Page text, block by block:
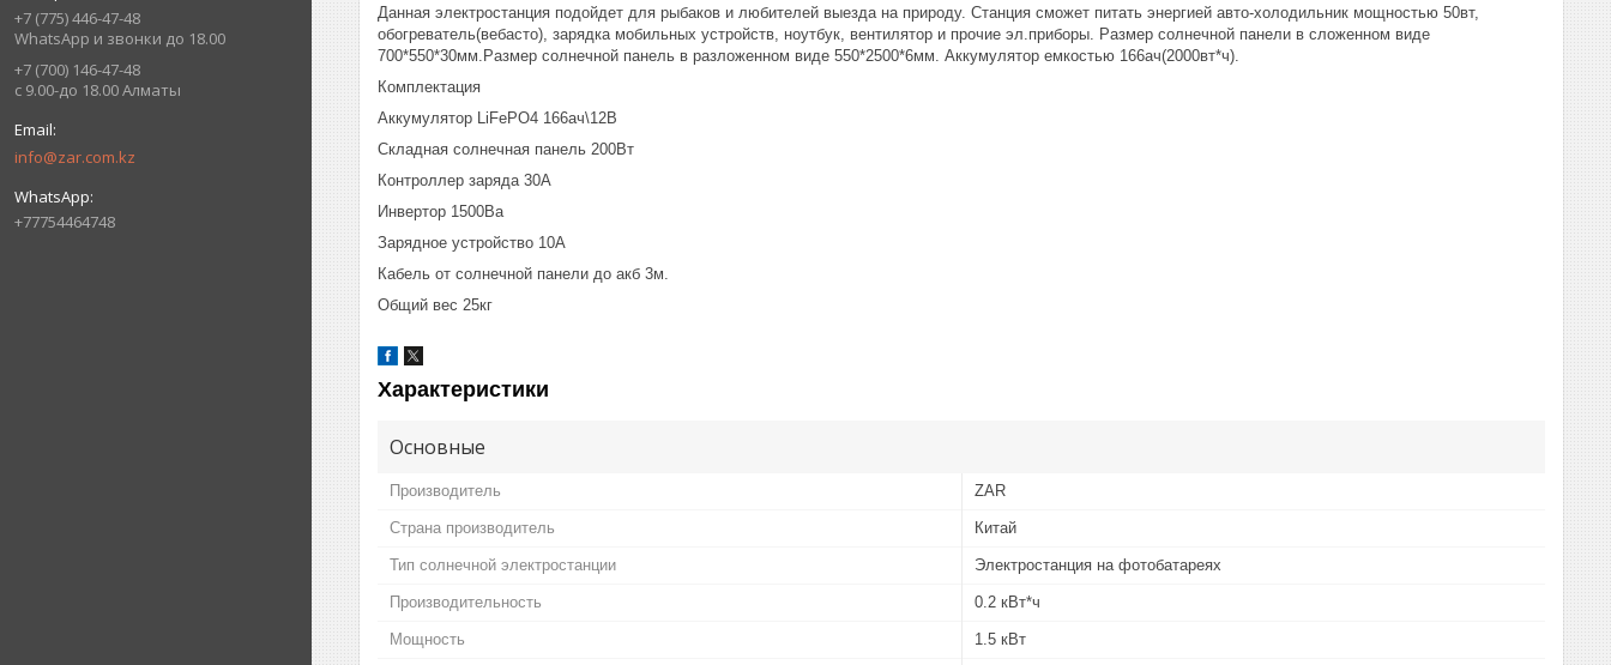
+7 (775) 446-47-48
WhatsApp и звонки до 18.00
+7 (700) 146-47-48
с 9.00-до 18.00 Алматы
info@zar.com.kz
+77754464748
Данная электростанция подойдет для рыбаков и любителей выезда на природу. Станция сможет питать энергией авто-холодильник мощностью 50вт,
обогреватель(вебасто), зарядка мобильных устройств, ноутбук, вентилятор и прочие эл.приборы. Размер солнечной панели в сложенном виде
700*550*30мм.Размер солнечной панель в разложенном виде 550*2500*6мм. Аккумулятор емкостью 166ач(2000вт*ч).
Комплектация
Аккумулятор LiFePO4 166ач\12В
Складная солнечная панель 200Вт
Контроллер заряда 30А
Инвертор 1500Ва
Зарядное устройство 10А
Кабель от солнечной панели до акб 3м.
Общий вес 25кг
Характеристики
Основные
Производитель ZAR
Страна производитель Китай
Тип солнечной электростанции Электростанция на фотобатареях
Производительность 0.2 кВт*ч
Мощность 1.5 кВт